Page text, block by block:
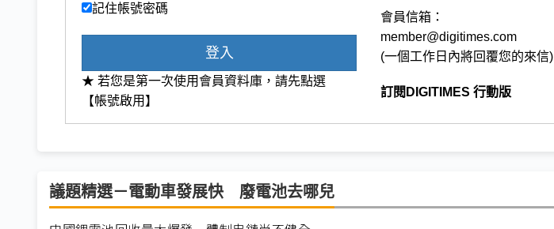
記住帳號密碼
登入
★ 若您是第一次使用會員資料庫，請先點選
【帳號啟用】
會員信箱：
member@digitimes.com
(一個工作日內將回覆您的來信)
訂閱DIGITIMES 行動版
議題精選－電動車發展快 廢電池去哪兒